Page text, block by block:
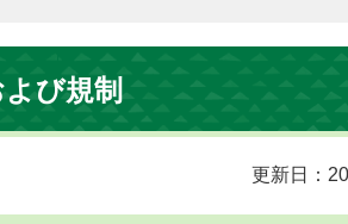
び規制
更新日：